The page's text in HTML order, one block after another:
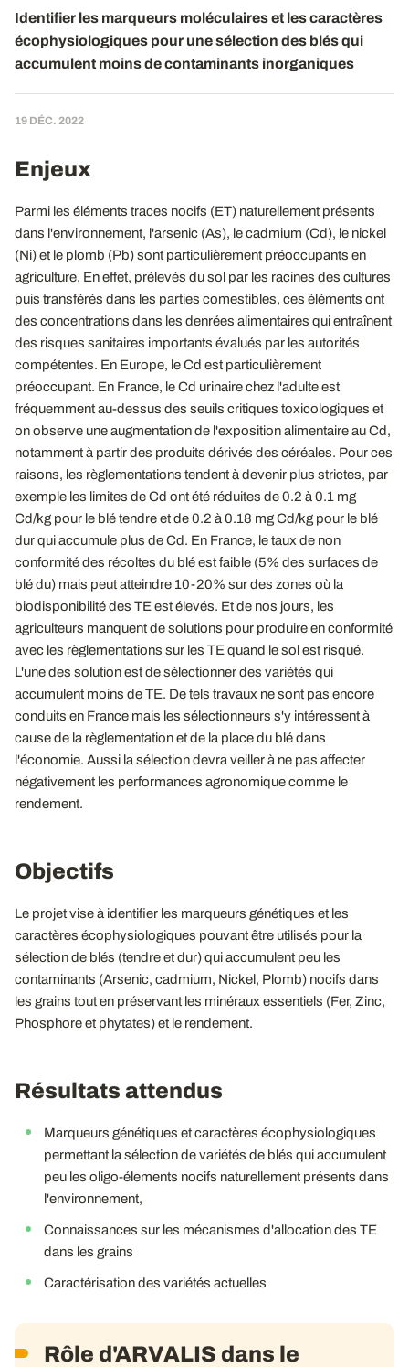
Identifier les marqueurs moléculaires et les caractères
écophysiologiques pour une sélection des blés qui
accumulent moins de contaminants inorganiques
19 DÉC. 2022
Enjeux
Parmi les éléments traces nocifs (ET) naturellement présents
dans l'environnement, l'arsenic (As), le cadmium (Cd), le nickel
(Ni) et le plomb (Pb) sont particulièrement préoccupants en
agriculture. En effet, prélevés du sol par les racines des cultures
puis transférés dans les parties comestibles, ces éléments ont
des concentrations dans les denrées alimentaires qui entraînent
des risques sanitaires importants évalués par les autorités
compétentes. En Europe, le Cd est particulièrement
préoccupant. En France, le Cd urinaire chez l'adulte est
fréquemment au-dessus des seuils critiques toxicologiques et
on observe une augmentation de l'exposition alimentaire au Cd,
notamment à partir des produits dérivés des céréales. Pour ces
raisons, les règlementations tendent à devenir plus strictes, par
exemple les limites de Cd ont été réduites de 0.2 à 0.1 mg
Cd/kg pour le blé tendre et de 0.2 à 0.18 mg Cd/kg pour le blé
dur qui accumule plus de Cd. En France, le taux de non
conformité des récoltes du blé est faible (5% des surfaces de
blé du) mais peut atteindre 10-20% sur des zones où la
biodisponibilité des TE est élevés. Et de nos jours, les
agriculteurs manquent de solutions pour produire en conformité
avec les règlementations sur les TE quand le sol est risqué.
L'une des solution est de sélectionner des variétés qui
accumulent moins de TE. De tels travaux ne sont pas encore
conduits en France mais les sélectionneurs s'y intéressent à
cause de la règlementation et de la place du blé dans
l'économie. Aussi la sélection devra veiller à ne pas affecter
négativement les performances agronomique comme le
rendement.
Objectifs
Le projet vise à identifier les marqueurs génétiques et les
caractères écophysiologiques pouvant être utilisés pour la
sélection de blés (tendre et dur) qui accumulent peu les
contaminants (Arsenic, cadmium, Nickel, Plomb) nocifs dans
les grains tout en préservant les minéraux essentiels (Fer, Zinc,
Phosphore et phytates) et le rendement.
Résultats attendus
Marqueurs génétiques et caractères écophysiologiques
permettant la sélection de variétés de blés qui accumulent
peu les oligo-élements nocifs naturellement présents dans
l'environnement,
Connaissances sur les mécanismes d'allocation des TE
dans les grains
Caractérisation des variétés actuelles
Rôle d'ARVALIS dans le